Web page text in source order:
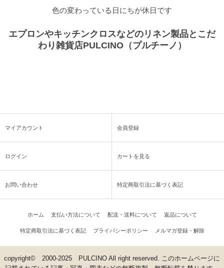
色の変わっている日にちが休日です
エプロンやキッチンクロスなどのリネン製品とこだ
わり雑貨店PULCINO（プルチーノ）
マイアカウント 会員登録
ログイン カートを見る
お問い合わせ 特定商取引法に基づく表記
ホーム 支払い方法について 配送・送料について 返品について
特定商取引法に基づく表記 プライバシーポリシー メルマガ登録・解除
copyright© 2000-2025 PULCINO All right reserved. このホームページに